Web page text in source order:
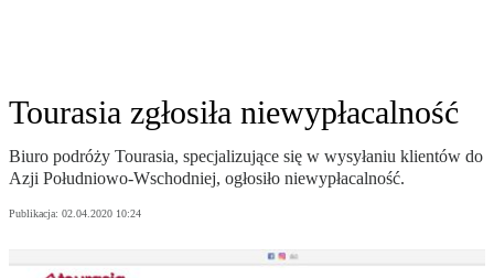
Tourasia zgłosiła niewypłacalność
Biuro podróży Tourasia, specjalizujące się w wysyłaniu klientów do
Azji Południowo-Wschodniej, ogłosiło niewypłacalność.
Publikacja: 02.04.2020 10:24